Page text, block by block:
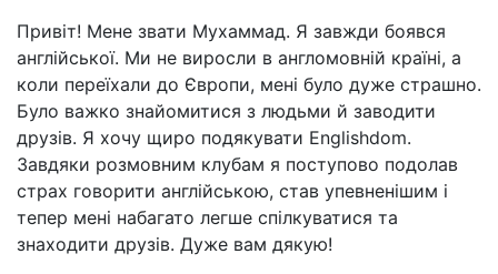
Привіт! Мене звати Мухаммад. Я завжди боявся
англійської. Ми не виросли в англомовній країні, а
коли переїхали до Європи, мені було дуже страшно.
Було важко знайомитися з людьми й заводити
друзів. Я хочу щиро подякувати Englishdom.
Завдяки розмовним клубам я поступово подолав
страх говорити англійською, став упевненішим і
тепер мені набагато легше спілкуватися та
знаходити друзів. Дуже вам дякую!